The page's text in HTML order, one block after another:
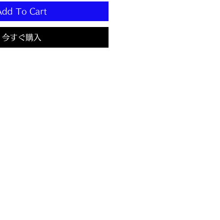
To Cart
今すぐ購入